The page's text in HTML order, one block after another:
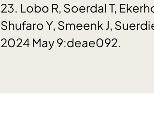
23. Lobo R, Soerdal T,
Shufaro Y, Smeenk J,
2024 May 9:deae092.